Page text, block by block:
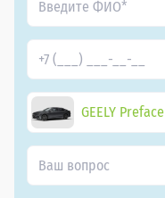
GEELY Preface